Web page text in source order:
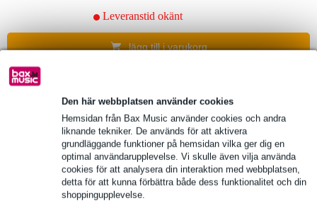
Den här webbplatsen använder cookies
Hemsidan från Bax Music använder cookies och andra
liknande tekniker. De används för att aktivera
grundläggande funktioner på hemsidan vilka ger dig en
optimal användarupplevelse. Vi skulle även vilja använda
cookies för att analysera din interaktion med webbplatsen,
detta för att kunna förbättra både dess funktionalitet och din
shoppingupplevelse.
Leveranstid okänt
lägg till i varukorg